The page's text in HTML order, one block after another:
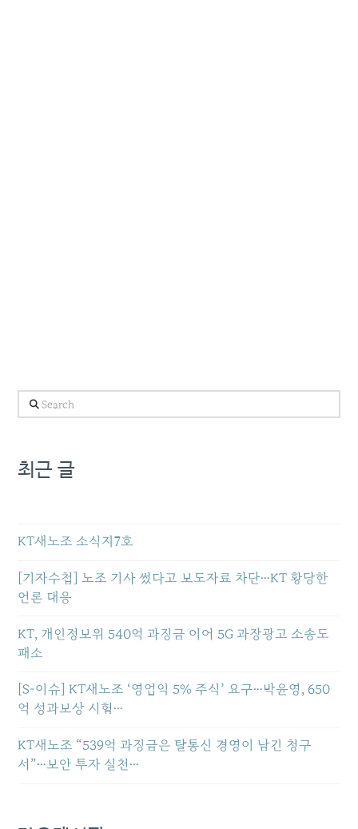
Search
최근 글
KT새노조 소식지7호
[기자수첩] 노조 기사 썼다고 보도자료 차단…KT 황당한
언론 대응
KT, 개인정보위 540억 과징금 이어 5G 과장광고 소송도
패소
[S-이슈] KT새노조 ‘영업익 5% 주식’ 요구…박윤영, 650
억 성과보상 시험…
KT새노조 “539억 과징금은 탈통신 경영이 남긴 청구
서”…보안 투자 실천…